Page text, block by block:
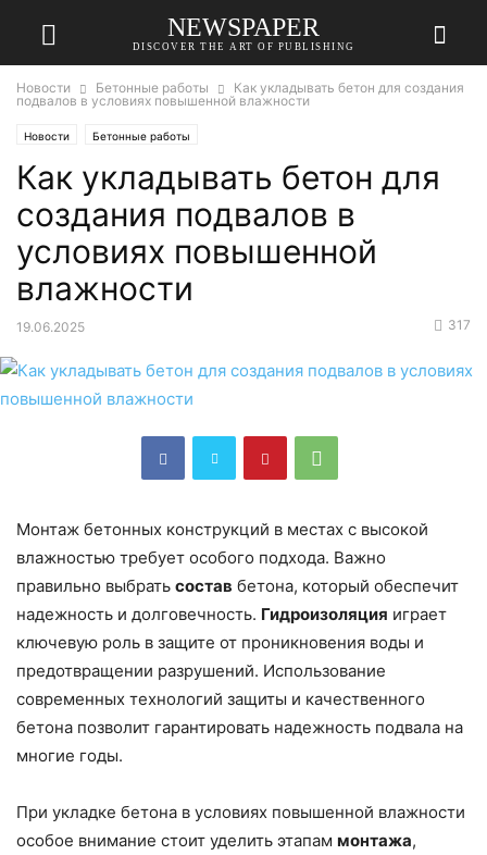
NEWSPAPER
DISCOVER THE ART OF PUBLISHING
Новости Бетонные работы
Как укладывать бетон для создания
подвалов в условиях повышенной влажности
Новости Бетонные работы
Как укладывать бетон для
создания подвалов в
условиях повышенной
влажности
19.06.2025 317
Монтаж бетонных конструкций в местах с высокой
влажностью требует особого подхода. Важно
правильно выбрать состав бетона, который обеспечит
надежность и долговечность. Гидроизоляция играет
ключевую роль в защите от проникновения воды и
предотвращении разрушений. Использование
современных технологий защиты и качественного
бетона позволит гарантировать надежность подвала на
многие годы.
При укладке бетона в условиях повышенной влажности
особое внимание стоит уделить этапам монтажа,